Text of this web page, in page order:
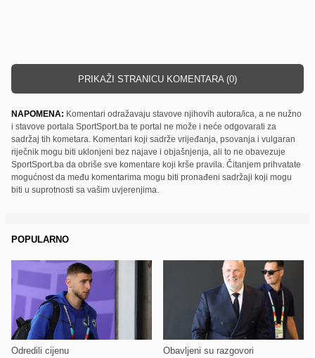
PRIKAŽI STRANICU KOMENTARA (0)
NAPOMENA: Komentari odražavaju stavove njihovih autora/ica, a ne nužno
i stavove portala SportSport.ba te portal ne može i neće odgovarati za
sadržaj tih kometara. Komentari koji sadrže vrijeđanja, psovanja i vulgaran
riječnik mogu biti uklonjeni bez najave i objašnjenja, ali to ne obavezuje
SportSport.ba da obriše sve komentare koji krše pravila. Čitanjem prihvatate
mogućnost da među komentarima mogu biti pronađeni sadržaji koji mogu
biti u suprotnosti sa vašim uvjerenjima.
POPULARNO
Odredili cijenu Obavljeni su razgovori